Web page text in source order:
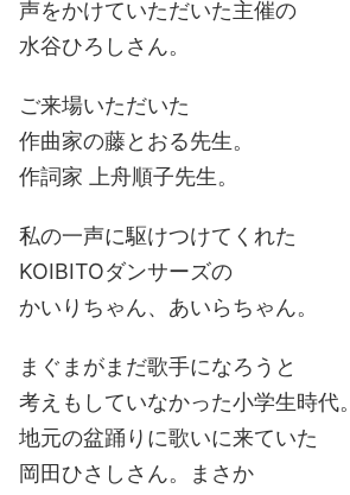
声をかけていただいた主催の
水谷ひろしさん。
ご来場いただいた
作曲家の藤とおる先生。
作詞家 上舟順子先生。
私の一声に駆けつけてくれた
KOIBITOダンサーズの
かいりちゃん、あいらちゃん。
まぐまがまだ歌手になろうと
考えもしていなかった小学生時代。
地元の盆踊りに歌いに来ていた
岡田ひさしさん。まさか